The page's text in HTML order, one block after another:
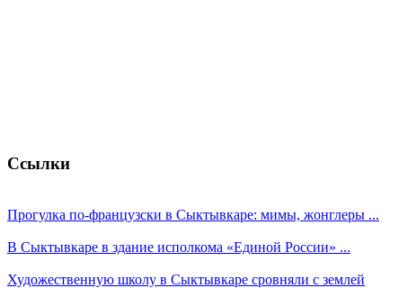
Ссылки
Прогулка по-французски в Сыктывкаре: мимы, жонглеры ...
В Сыктывкаре в здание исполкома «Единой России» ...
Художественную школу в Сыктывкаре сровняли с землей